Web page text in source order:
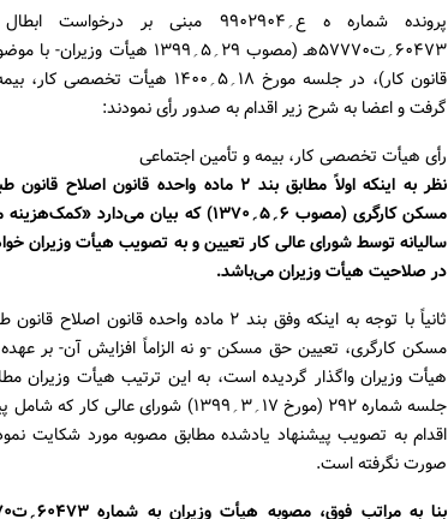
پرونده شماره ه ع؍۹۹۰۲۹۰۴ مبنی
۶۰۴۷۳؍ت۵۷۷۷۰هـ (مصوب
قانون کار)، در جلسه مورخ
گرفت و اعضا به شرح زیر اقدام به صدور رأی نمودند:
رأی هیأت تخصصی کار، بیمه و تأمین اجتماعی
نظر به اینکه اولاً مطابق بند ۲ ماده واحده
مسکن کارگری (مصوب ۶؍۵؍۱۳۷۰) که بیان
سالیانه توسط شورای عالی کار تعیین و به تصویب هیأت وزیران
در صلاحیت هیأت وزیران می‌باشد.
ثانیاً با توجه به اینکه وفق بند ۲ ماده واحده
مسکن کارگری، تعیین حق مسکن -و نه الزاماً افزایش آن- بر
هیأت وزیران واگذار گردیده است، به این ترتیب هیأت وزیران
جلسه شماره ۲۹۲ (مورخ ۱۷؍۳؍۱۳۹۹)
اقدام به تصویب پیشنهاد یادشده مطابق مصوبه مورد شکایت
صورت نگرفته است.